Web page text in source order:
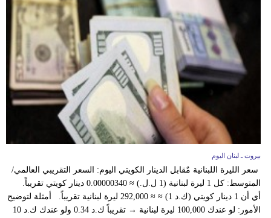
بيروت ـ لبنان اليوم
سعر الليرة اللبنانية مٌقابل الدينار الكويتي اليوم: السعر التقريبي العالمي/
المتوسط: كل 1 ليرة لبنانية (1 ل.ل.) ≈ 0.00000340 دينار كويتي تقريباً.
أي أن 1 دينار كويتي (ك.د 1) ≈ ≈ 292,000 ليرة لبنانية تقريباً. أمثلة لتوضيح
الأمور: لو عندك 100,000 ليرة لبنانية → تقريباً ك.د 0.34 ولو عندك ك.د 10